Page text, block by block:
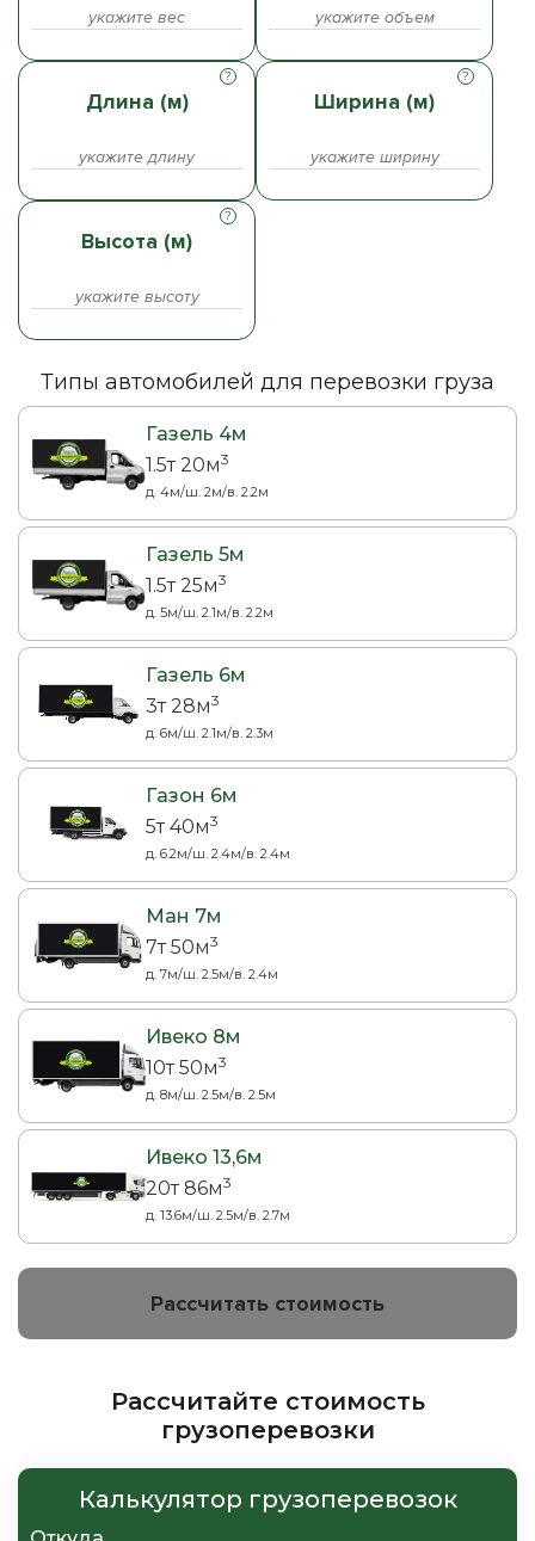
Длина (м) Ширина (м)
Высота (м)
Типы автомобилей для перевозки груза
Газель 4м
1.5т 20м3
д. 4м/ш. 2м/в. 2.2м
Газель 5м
1.5т 25м3
д. 5м/ш. 2.1м/в. 2.2м
Газель 6м
3т 28м3
д. 6м/ш. 2.1м/в. 2.3м
Газон 6м
5т 40м3
д. 6.2м/ш. 2.4м/в. 2.4м
Ман 7м
7т 50м3
д. 7м/ш. 2.5м/в. 2.4м
Ивеко 8м
10т 50м3
д. 8м/ш. 2.5м/в. 2.5м
Ивеко 13,6м
20т 86м3
д. 13.6м/ш. 2.5м/в. 2.7м
Рассчитать стоимость
Рассчитайте стоимость
грузоперевозки
Калькулятор грузоперевозок